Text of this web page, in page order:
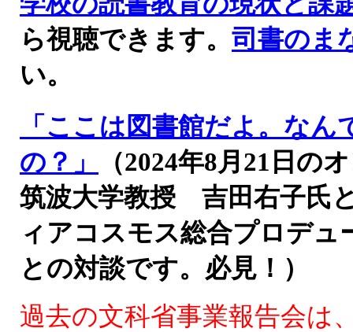
ら視聴できます。 司書のま
い。
「ここは図書館だよ。な
の？」
（2024年8月21日
筑波大学教授 吉田右子氏
ィアコスモス総合プロデ
との対談です。必見！）
過去の文科省事業報告会は